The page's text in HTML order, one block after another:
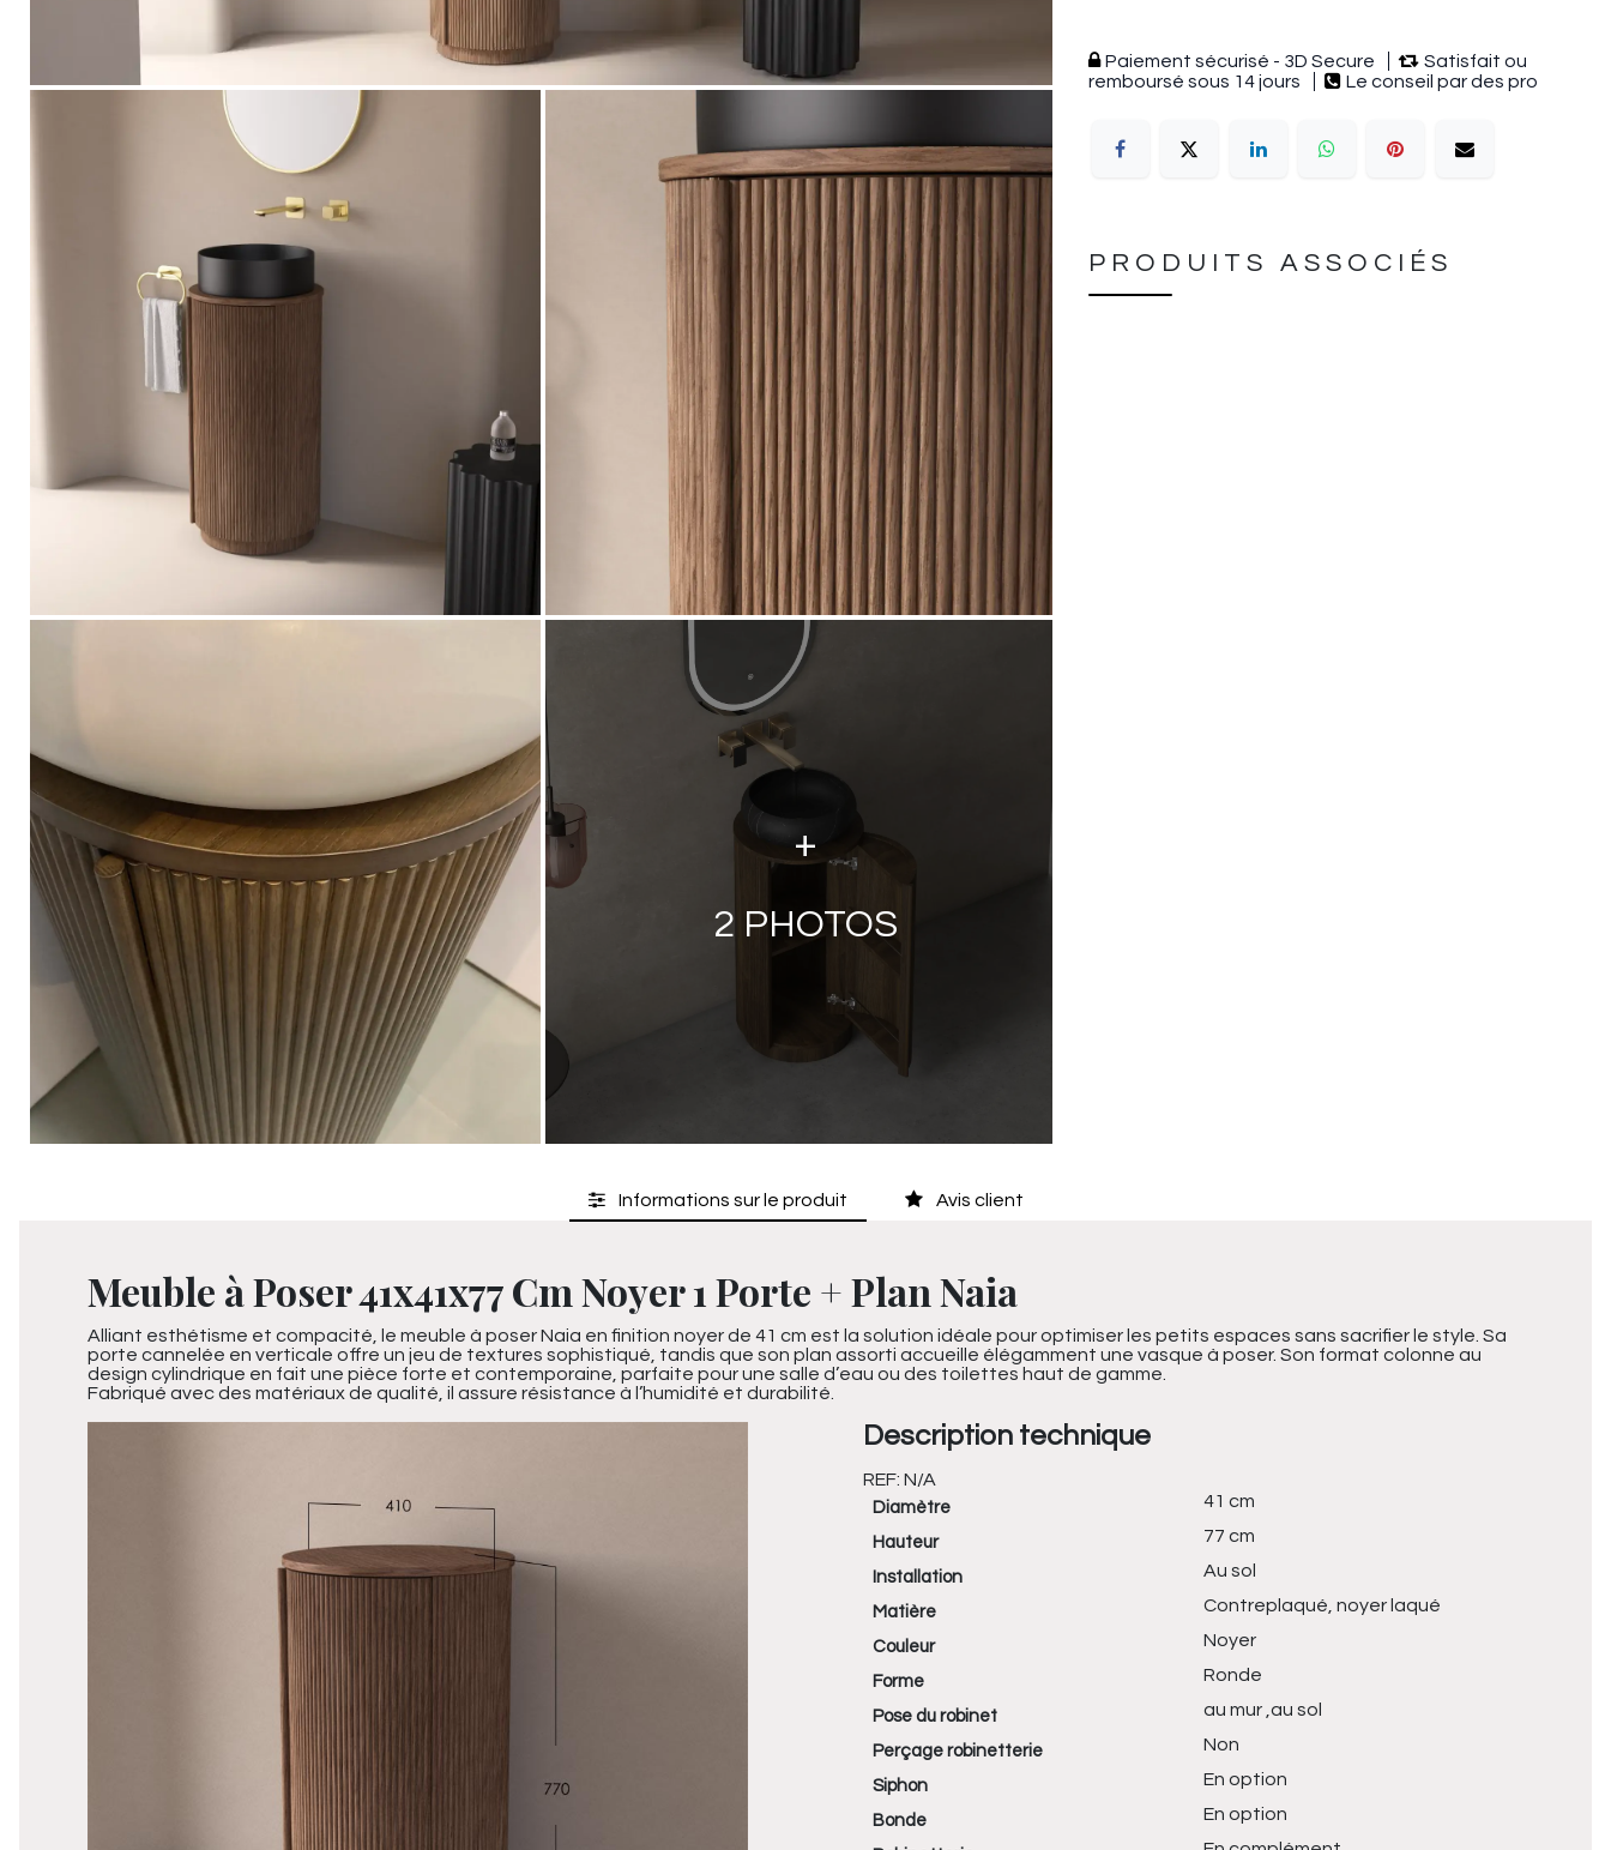
+
2 PHOTOS
Paiement sécurisé - 3D Secure
Satisfait ou
remboursé sous 14 jours
Le conseil par des pro
PRODUITS ASSOCIÉS
Informations sur le produit Avis client
Meuble à Poser 41x41x77 Cm Noyer 1 Porte + Plan Naia
Alliant esthétisme et compacité, le meuble à poser Naia en finition noyer de 41 cm est la solution idéale pour optimiser les petits espaces sans sacrifier le style. Sa
porte cannelée en verticale offre un jeu de textures sophistiqué, tandis que son plan assorti accueille élégamment une vasque à poser. Son format colonne au
design cylindrique en fait une pièce forte et contemporaine, parfaite pour une salle d’eau ou des toilettes haut de gamme.
Fabriqué avec des matériaux de qualité, il assure résistance à l’humidité et durabilité.
Description technique
REF: N/A
Diamètre 41 cm
Hauteur 77 cm
Installation Au sol
Matière Contreplaqué, noyer laqué
Couleur Noyer
Forme Ronde
Pose du robinet au mur ,au sol
Perçage robinetterie Non
Siphon En option
Bonde En option